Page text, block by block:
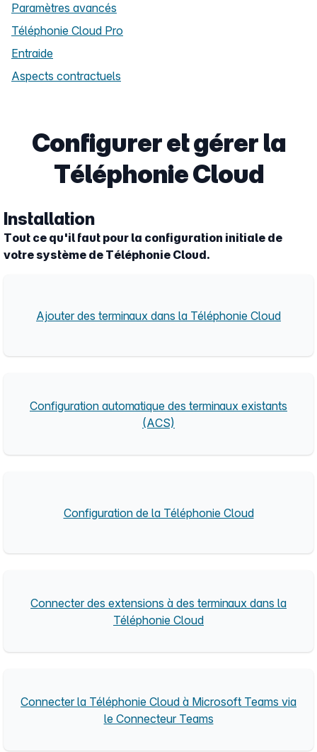
Paramètres avancés
Téléphonie Cloud Pro
Entraide
Aspects contractuels
Configurer et gérer la
Téléphonie Cloud
Installation
Tout ce qu'il faut pour la configuration initiale de
votre système de Téléphonie Cloud.
Ajouter des terminaux dans la Téléphonie Cloud
Configuration automatique des terminaux existants
(ACS)
Configuration de la Téléphonie Cloud
Connecter des extensions à des terminaux dans la
Téléphonie Cloud
Connecter la Téléphonie Cloud à Microsoft Teams via
le Connecteur Teams